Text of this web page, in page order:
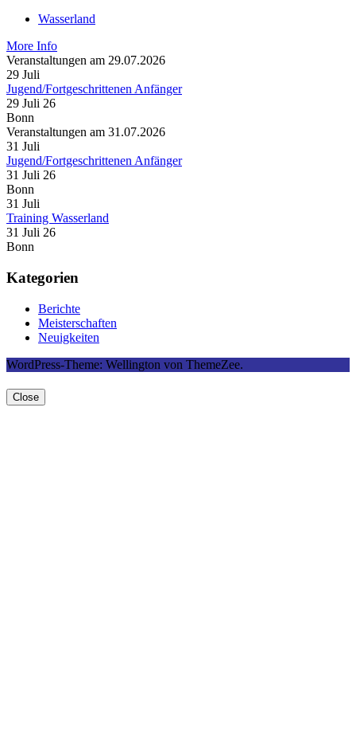
Wasserland
More Info
Veranstaltungen am 29.07.2026
29 Juli
Jugend/Fortgeschrittenen Anfänger
29 Juli 26
Bonn
Veranstaltungen am 31.07.2026
31 Juli
Jugend/Fortgeschrittenen Anfänger
31 Juli 26
Bonn
31 Juli
Training Wasserland
31 Juli 26
Bonn
Kategorien
Berichte
Meisterschaften
Neuigkeiten
WordPress-Theme: Wellington von ThemeZee.
Close